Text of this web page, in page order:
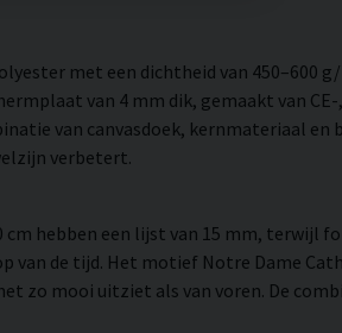
met een dichtheid van 450–600
van 4 mm dik, gemaakt van
van canvasdoek, kernmateriaal
verbetert.
hebben een lijst van 15 mm, terwijl
van de tijd. Het motief Notre Dame
zo mooi uitziet als van voren. De